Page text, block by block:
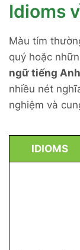
Idioms
Màu tím
quý hoặc
ngữ tiếng
nhiều nét
nghiệm và
IDIOMS